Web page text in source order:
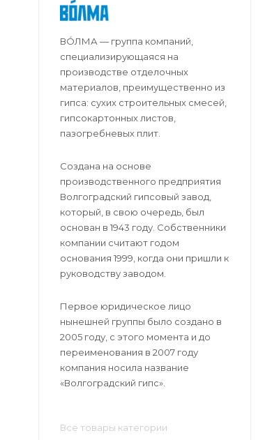
ВО́ЛМА — группа компаний,
специализирующаяся на
производстве отделочных
материалов, преимущественно из
гипса: сухих строительных смесей,
гипсокартонных листов,
пазогребневых плит.
Создана на основе
производственного предприятия
Волгоградский гипсовый завод,
который, в свою очередь, был
основан в 1943 году. Собственники
компании считают годом
основания 1999, когда они пришли к
руководству заводом.
Первое юридическое лицо
нынешней группы было создано в
2005 году, с этого момента и до
переименования в 2007 году
компания носила название
«Волгоградский гипс».
Все товары категории